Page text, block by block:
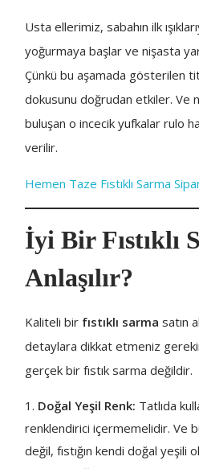
Usta ellerimiz, sabahın ilk
yoğurmaya başlar ve nişasta
Çünkü bu aşamada gösterilen
dokusunu doğrudan etkiler. Ve
buluşan o incecik yufkalar rulo
verilir.
Hemen Taze Fıstıklı Sarma
İyi Bir Fıstıklı
Anlaşılır?
Kaliteli bir fıstıklı sarma satın
detaylara dikkat etmeniz
gerçek bir fıstık sarma değildir.
Doğal Yeşil Renk: Tatlıda
renklendirici içermemelidir. Ve
değil, fıstığın kendi doğal yeşili